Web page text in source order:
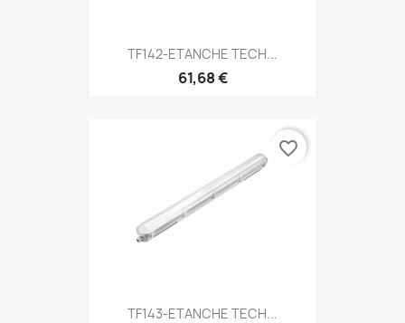
TF142-ETANCHE TECH...
61,68 €
TF143-ETANCHE TECH...
favorite_border